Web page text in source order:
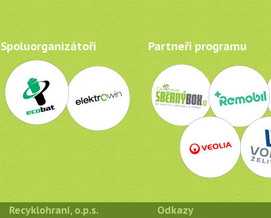
Spoluorganizátoři Partneři programu
Recyklohraní, o.p.s. Odkazy